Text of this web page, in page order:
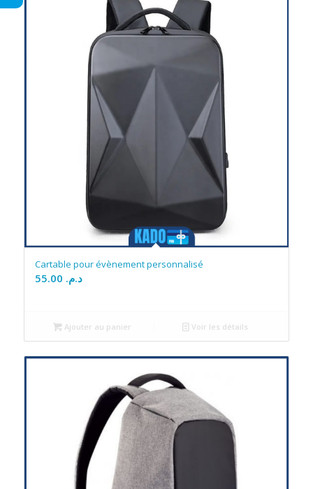
Cartable pour évènement personnalisé
د.م.
Ajouter au panier Voir les détails